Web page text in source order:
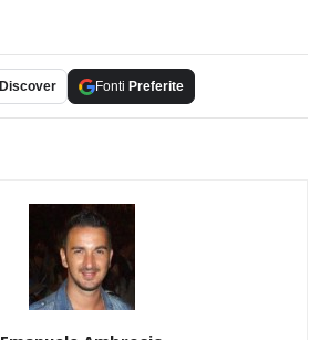
Discover Fonti Preferite